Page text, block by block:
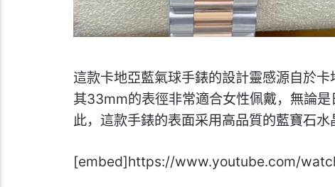
這款卡地亞藍氣球手錶的設計靈感源自於
其33mm的表徑非常適合女性佩戴，無論
此，這款手錶的表面采用高品質的藍寶石水
[embed]https://www.youtube.com/